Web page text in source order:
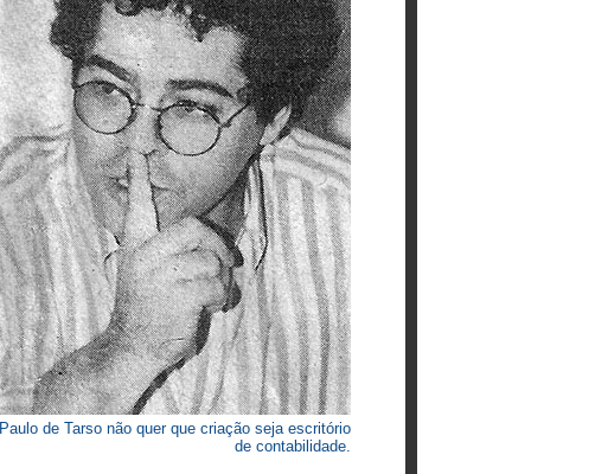
Paulo de Tarso não quer que criação seja escritório
de contabilidade.